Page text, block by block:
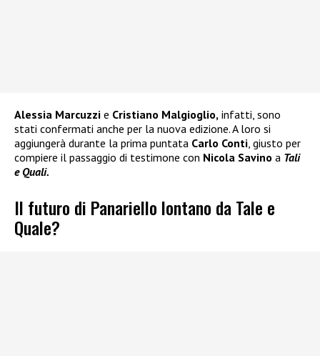
Alessia Marcuzzi e Cristiano Malgioglio, infatti, sono
stati confermati anche per la nuova edizione. A loro si
aggiungerà durante la prima puntata Carlo Conti, giusto per
compiere il passaggio di testimone con Nicola Savino a Tali
e Quali.
Il futuro di Panariello lontano da Tale e
Quale?